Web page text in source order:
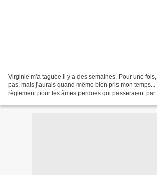
Virginie m'a taguée il y a des semaines. Pour une
pas, mais j'aurais quand même bien pris mon
règlement pour les âmes perdues qui passeraient